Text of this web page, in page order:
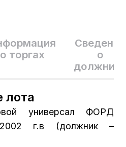
о торгах
Сведения
о
лота
универсал ФОРД
г.в (должник –